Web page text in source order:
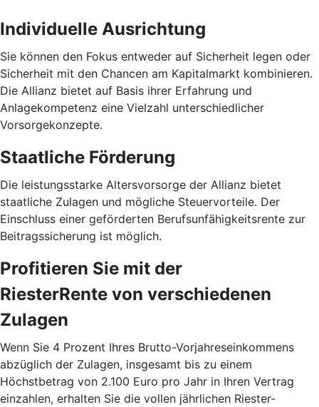
Individuelle Ausrichtung
Sie können den Fokus entweder auf Sicherheit legen oder
Sicherheit mit den Chancen am Kapitalmarkt kombinieren.
Die Allianz bietet auf Basis ihrer Erfahrung und
Anlagekompetenz eine Vielzahl unterschiedlicher
Vorsorgekonzepte.
Staatliche Förderung
Die leistungsstarke Altersvorsorge der Allianz bietet
staatliche Zulagen und mögliche Steuervorteile. Der
Einschluss einer geförderten Berufsunfähigkeitsrente zur
Beitragssicherung ist möglich.
Profitieren Sie mit der
RiesterRente von verschiedenen
Zulagen
Wenn Sie 4 Prozent Ihres Brutto-Vorjahreseinkommens
abzüglich der Zulagen, insgesamt bis zu einem
Höchstbetrag von 2.100 Euro pro Jahr in Ihren Vertrag
einzahlen, erhalten Sie die vollen jährlichen Riester-